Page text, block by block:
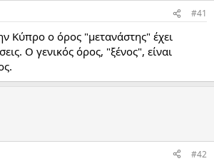
#41
Κύπρο ο όρος "μετανάστης" έχει
Ο γενικός όρος, "ξένος", είναι
#42